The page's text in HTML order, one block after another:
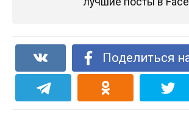
Поделиться